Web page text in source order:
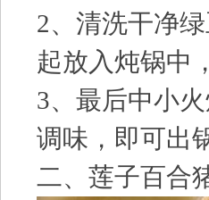
2、清洗干净
起放入炖锅中
3、最后中小
调味，即可出
二、莲子百合